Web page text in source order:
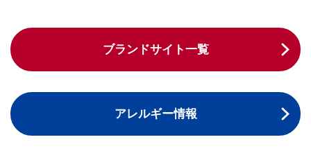
ブランドサイト一覧
アレルギー情報